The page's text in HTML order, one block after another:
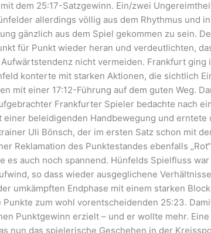
dem 25:17-Satzgewinn. Ein/zwei
allerdings völlig aus dem Rhythmus und
gänzlich aus dem Spiel gekommen zu sein.
für Punkt wieder heran und verdeutlichten,
nicht vermeiden. Frankfurt ging
konterte mit starken Aktionen, die sichtlich
mit einer 17:12-Führung auf dem guten Weg.
Frankfurter Spieler bedachte nach
beleidigenden Handbewegung und erntete
Uli Bönsch, der im ersten Satz schon mit
Reklamation des Punktestandes ebenfalls
es auch noch spannend. Hünfelds Spielfluss
so dass wieder ausgeglichene
umkämpften Endphase mit einem starken
zum wohl vorentscheidenden 25:23.
Punktgewinn erzielt – und er wollte mehr. Eine
nun das spielerische Geschehen in der